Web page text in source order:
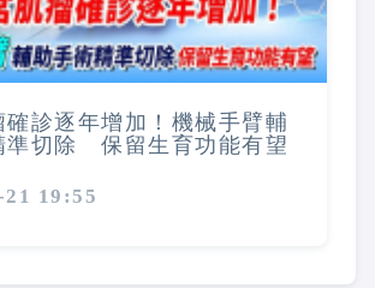
確診逐年增加！機械手臂輔
準切除 保留生育功能有望
19:55